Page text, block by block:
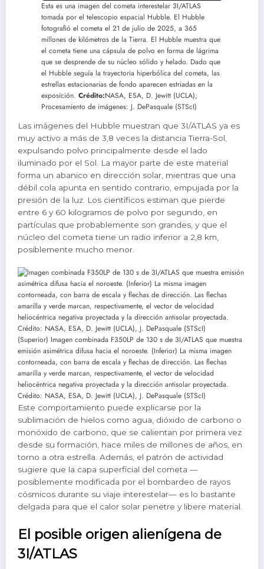
Esta es una imagen del cometa interestelar 3I/ATLAS
tomada por el telescopio espacial Hubble. El Hubble
fotografió el cometa el 21 de julio de 2025, a 365
millones de kilómetros de la Tierra. El Hubble muestra que
el cometa tiene una cápsula de polvo en forma de lágrima
que se desprende de su núcleo sólido y helado. Dado que
el Hubble seguía la trayectoria hiperbólica del cometa, las
estrellas estacionarias de fondo aparecen estriadas en la
exposición. Crédito:NASA, ESA, D. Jewitt (UCLA);
Procesamiento de imágenes: J. DePasquale (STScI)
Las imágenes del Hubble muestran que 3I/ATLAS ya es
muy activo a más de 3,8 veces la distancia Tierra-Sol,
expulsando polvo principalmente desde el lado
iluminado por el Sol. La mayor parte de este material
forma un abanico en dirección solar, mientras que una
débil cola apunta en sentido contrario, empujada por la
presión de la luz. Los científicos estiman que pierde
entre 6 y 60 kilogramos de polvo por segundo, en
partículas que probablemente son grandes, y que el
núcleo del cometa tiene un radio inferior a 2,8 km,
posiblemente mucho menor.
(Superior) Imagen combinada F350LP de 130 s de 3I/ATLAS que muestra
emisión asimétrica difusa hacia el noroeste. (Inferior) La misma imagen
contorneada, con barra de escala y flechas de dirección. Las flechas
amarilla y verde marcan, respectivamente, el vector de velocidad
heliocéntrica negativa proyectada y la dirección antisolar proyectada.
Crédito: NASA, ESA, D. Jewitt (UCLA), J. DePasquale (STScI)
Este comportamiento puede explicarse por la
sublimación de hielos como agua, dióxido de carbono o
monóxido de carbono, que se calientan por primera vez
desde su formación, hace miles de millones de años, en
torno a otra estrella. Además, el patrón de actividad
sugiere que la capa superficial del cometa —
posiblemente modificada por el bombardeo de rayos
cósmicos durante su viaje interestelar— es lo bastante
delgada para que el calor solar penetre y libere material.
El posible origen alienígena de
3I/ATLAS